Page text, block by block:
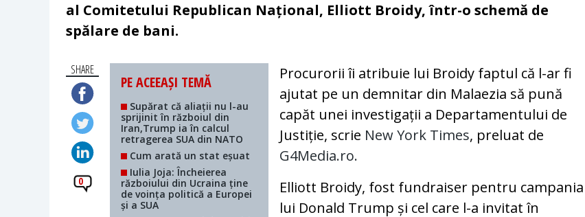
al Comitetului Republican Național, Elliott Broidy, într-o schemă de
spălare de bani.
SHARE
0
PE ACEEAȘI TEMĂ
Supărat că aliații nu l-au
sprijinit în războiul din
Iran,Trump ia în calcul
retragerea SUA din NATO
Cum arată un stat eșuat
Iulia Joja: Încheierea
războiului din Ucraina ține
de voința politică a Europei
și a SUA
Procurorii îi atribuie lui Broidy faptul că l-ar fi
ajutat pe un demnitar din Malaezia să pună
capăt unei investigații a Departamentului de
Justiție, scrie New York Times, preluat de
G4Media.ro.
Elliott Broidy, fost fundraiser pentru campania
lui Donald Trump și cel care l-a invitat în